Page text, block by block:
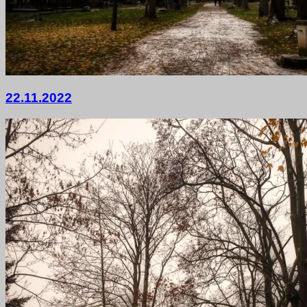
22.
2022
22.11.2022